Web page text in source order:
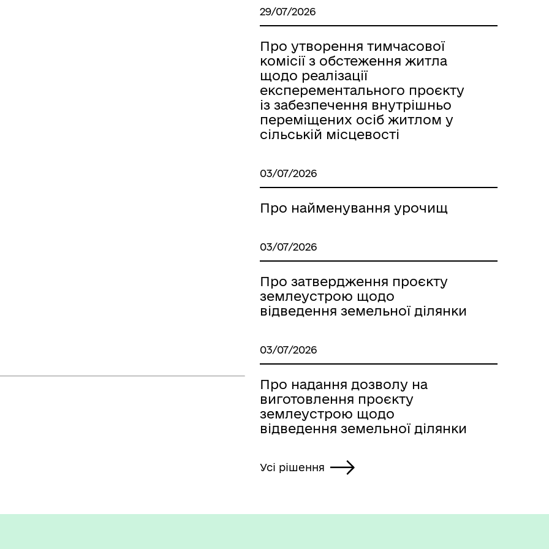
29/07/2026
Про утворення тимчасової
комісії з обстеження житла
щодо реалізації
експерементального проєкту
із забезпечення внутрішньо
переміщених осіб житлом у
сільській місцевості
03/07/2026
Про найменування урочищ
03/07/2026
Про затвердження проєкту
землеустрою щодо
відведення земельної ділянки
03/07/2026
Про надання дозволу на
виготовлення проєкту
землеустрою щодо
відведення земельної ділянки
Усі рішення